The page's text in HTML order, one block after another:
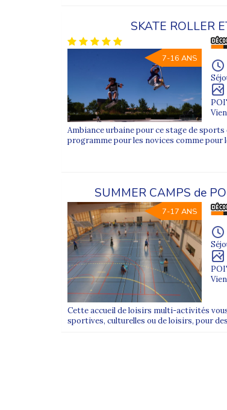
SKATE ROLLER
7-16 ANS
Ambiance urbaine pour ce stage de
programme pour les novices comme pour
SUMMER CAMPS de
7-17 ANS
Cette accueil de loisirs multi-activités
sportives, culturelles ou de loisirs, pour